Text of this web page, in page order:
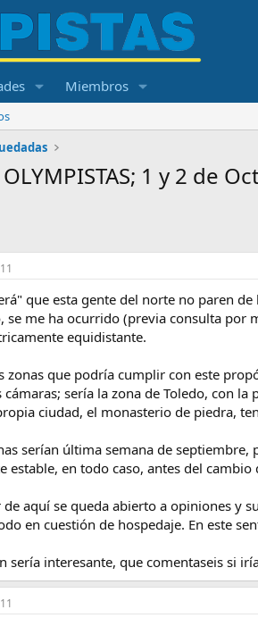
Miembros
1 y 2 de
que esta gente del norte no paren
se me ha ocurrido (previa consulta por
equidistante.
zonas que podría cumplir con este
cámaras; sería la zona de Toledo, con
ciudad, el monasterio de piedra,
serían última semana de
estable, en todo caso, antes del cambio
aquí se queda abierto a opiniones y
en cuestión de hospedaje. En este
sería interesante, que comentaseis si